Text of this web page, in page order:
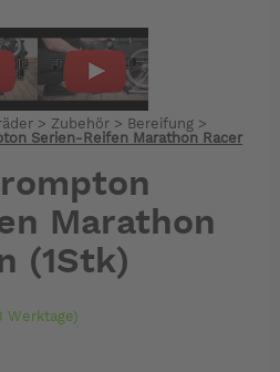
> Zubehör > Bereifung >
Serien-Reifen Marathon Racer
Marathon
(1Stk)
Werktage)